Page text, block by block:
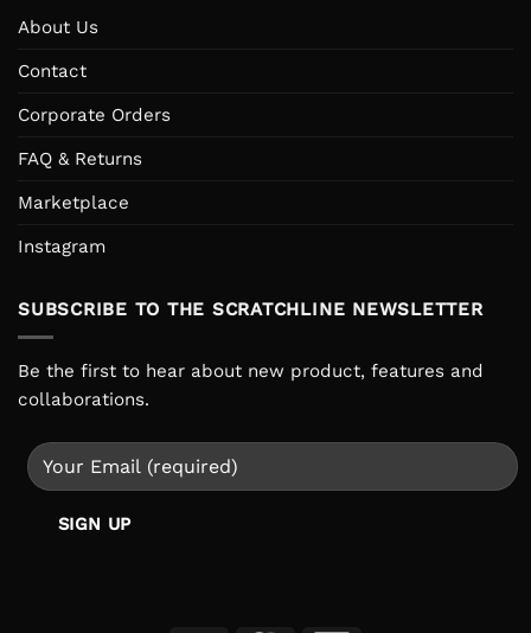
About Us
Contact
Corporate Orders
FAQ & Returns
Marketplace
Instagram
SUBSCRIBE TO THE SCRATCHLINE NEWSLETTER
Be the first to hear about new product, features and
collaborations.